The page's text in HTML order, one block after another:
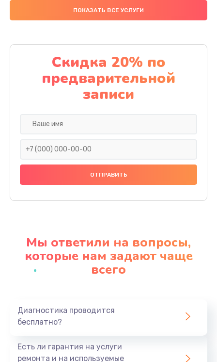
1250 руб.
Замена скобок
1250 руб.
Заказать
Замена панелей
1250 руб.
Заказать
Замена клапана термоблока
Заказать
ПОКАЗАТЬ ВСЕ УСЛУГИ
Скидка 20% по
предварительной
записи
Мы ответили на вопросы,
которые нам задают чаще
всего
Диагностика проводится
бесплатно?
Есть ли гарантия на услуги
ремонта и на используемые